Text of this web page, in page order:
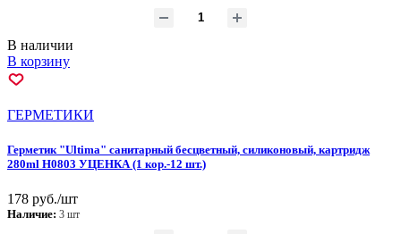
В наличии
В корзину
ГEPМЕТИКИ
Герметик "Ultima" санитарный бесцветный, силиконовый, картридж
280ml Н0803 УЦЕНКА (1 кор.-12 шт.)
178 руб./шт
Наличие: 3 шт